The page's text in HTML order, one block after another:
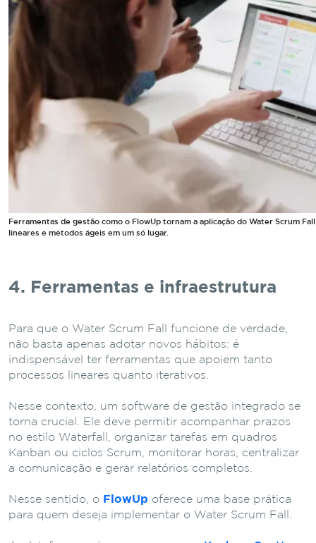
Ferramentas de gestão como o FlowUp tornam a aplicação do Water Scrum
lineares e métodos ágeis em um só lugar.
4. Ferramentas e infraestrutura
Para que o Water Scrum Fall funcione de verdade,
não basta apenas adotar novos hábitos: é
indispensável ter ferramentas que apoiem tanto
processos lineares quanto iterativos.
Nesse contexto, um software de gestão integrado se
torna crucial. Ele deve permitir acompanhar prazos
no estilo Waterfall, organizar tarefas em quadros
Kanban ou ciclos Scrum, monitorar horas, centralizar
a comunicação e gerar relatórios completos.
Nesse sentido, o FlowUp oferece uma base prática
para quem deseja implementar o Water Scrum Fall.